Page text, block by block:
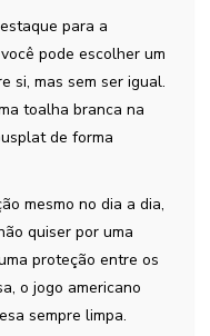
para a
pode escolher um
si, mas sem ser igual.
toalha branca na
de forma
mesmo no dia a dia,
quiser por uma
proteção entre os
o jogo americano
sempre limpa.